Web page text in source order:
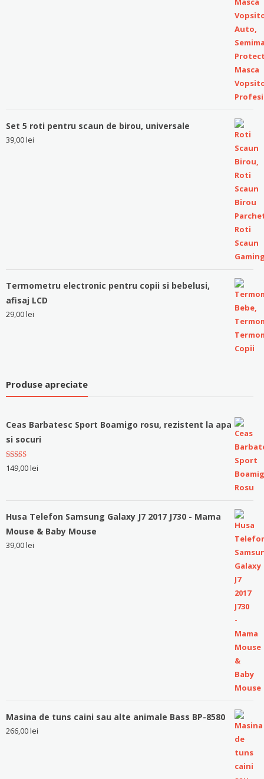
Set 5 roti pentru scaun de birou, universale
39,00lei
Termometru electronic pentru copii si bebelusi,
afisaj LCD
29,00lei
Produse apreciate
Ceas Barbatesc Sport Boamigo rosu, rezistent la apa
si socuri
Evaluat la
5.00stele
149,00lei
Husa Telefon Samsung Galaxy J7 2017 J730 - Mama
Mouse & Baby Mouse
39,00lei
Masina de tuns caini sau alte animale Bass BP-8580
266,00lei